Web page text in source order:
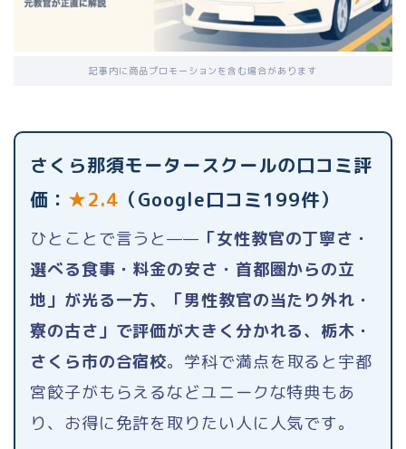
記事内に商品プロモーションを含む場合があります
さくら那須モータースクールの口コミ評
価： ★2.4 （Google口コミ199件）
ひとことで言うと—— 「女性教官の丁寧さ・
選べる食事・料金の安さ・首都圏からの立
地」が光る一方、「男性教官の当たり外れ・
寮の古さ」で評価が大きく分かれる、栃木・
さくら市の合宿校。学科で満点を取ると宇都
宮餃子がもらえるなどユニークな特典もあ
り、お得に免許を取りたい人に人気です。